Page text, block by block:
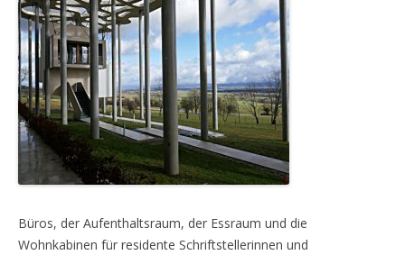
Büros, der Aufenthaltsraum, der Essraum und die
Wohnkabinen für residente Schriftstellerinnen und